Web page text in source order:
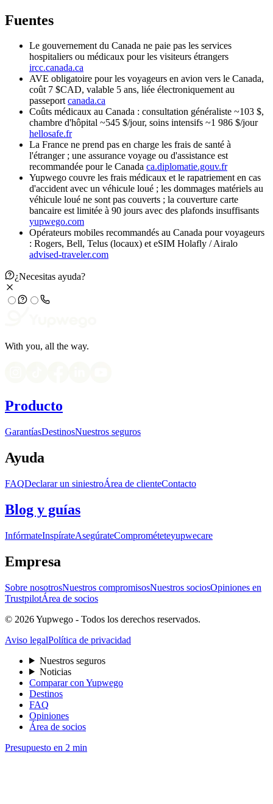
Fuentes
Le gouvernement du Canada ne paie pas les services
hospitaliers ou médicaux pour les visiteurs étrangers
ircc.canada.ca
AVE obligatoire pour les voyageurs en avion vers le Canada,
coût 7 $CAD, valable 5 ans, liée électroniquement au
passeport canada.ca
Coûts médicaux au Canada : consultation généraliste ~103 $,
chambre d'hôpital ~545 $/jour, soins intensifs ~1 986 $/jour
hellosafe.fr
La France ne prend pas en charge les frais de santé à
l'étranger ; une assurance voyage ou d'assistance est
recommandée pour le Canada ca.diplomatie.gouv.fr
Yupwego couvre les frais médicaux et le rapatriement en cas
d'accident avec un véhicule loué ; les dommages matériels au
véhicule loué ne sont pas couverts ; la couverture carte
bancaire est limitée à 90 jours avec des plafonds insuffisants
yupwego.com
Opérateurs mobiles recommandés au Canada pour voyageurs
: Rogers, Bell, Telus (locaux) et eSIM Holafly / Airalo
advised-traveler.com
¿Necesitas ayuda?
With you, all the way.
Producto
GarantíasDestinosNuestros seguros
Ayuda
FAQDeclarar un siniestroÁrea de clienteContacto
Blog y guías
InfórmateInspírateAsegúrateComprométeteyupwecare
Empresa
Sobre nosotrosNuestros compromisosNuestros sociosOpiniones en
TrustpilotÁrea de socios
© 2026 Yupwego - Todos los derechos reservados.
Aviso legalPolítica de privacidad
Nuestros seguros
Noticias
Comparar con Yupwego
Destinos
FAQ
Opiniones
Área de socios
Presupuesto en 2 min